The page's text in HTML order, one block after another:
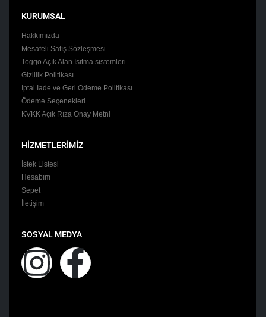
KURUMSAL
Hakkımızda
Mesafeli Satış Sözleşmesi
Toggo Açık Alan Isıtma sistemleri
Gizlilik Politikası
İptal İade ve Geri Ödeme Politikası
Ödeme Seçenekleri
KVKK Açık Rıza Onay Metni
HİZMETLERİMİZ
İstek Listesi
Hesabım
Sepet
İletişim
SOSYAL MEDYA